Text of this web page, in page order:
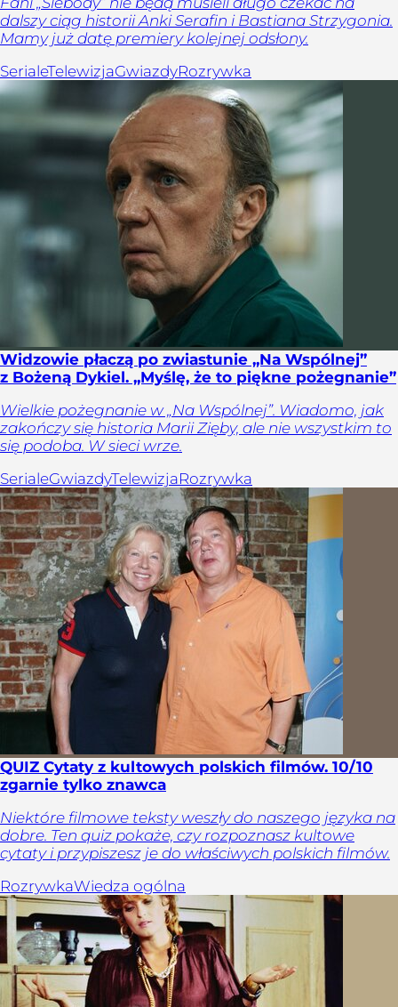
dalszy ciąg historii Anki Serafin i Bastiana Strzygonia.
Mamy już datę premiery kolejnej odsłony.
SerialeTelewizjaGwiazdyRozrywka
Widzowie płaczą po zwiastunie „Na Wspólnej”
z Bożeną Dykiel. „Myślę, że to piękne pożegnanie”
Wielkie pożegnanie w „Na Wspólnej”. Wiadomo, jak
zakończy się historia Marii Zięby, ale nie wszystkim to
się podoba. W sieci wrze.
SerialeGwiazdyTelewizjaRozrywka
QUIZ Cytaty z kultowych polskich filmów. 10/10
zgarnie tylko znawca
Niektóre filmowe teksty weszły do naszego języka na
dobre. Ten quiz pokaże, czy rozpoznasz kultowe
cytaty i przypiszesz je do właściwych polskich filmów.
RozrywkaWiedza ogólna